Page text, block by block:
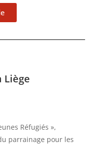
Liège
Réfugiés »,
parrainage pour les